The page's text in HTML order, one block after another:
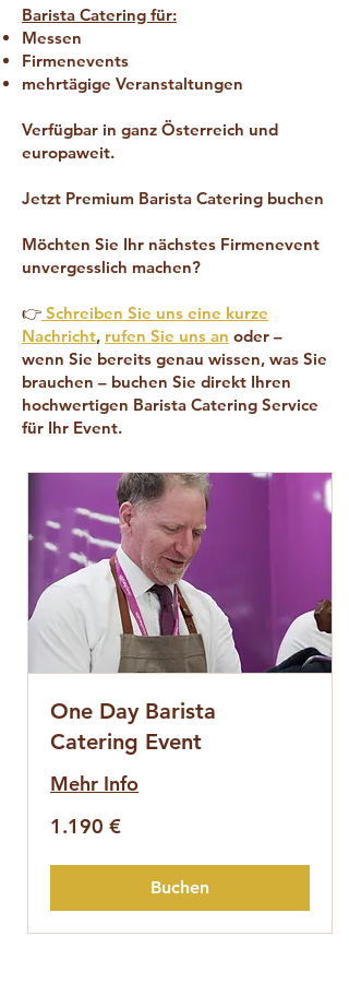
Barista Catering für:
Messen
Firmenevents
mehrtägige Veranstaltungen
Verfügbar in ganz Österreich und
europaweit.
Jetzt Premium Barista Catering buchen
Möchten Sie Ihr nächstes Firmenevent
unvergesslich machen?
👉 Schreiben Sie uns eine kurze
Nachricht, rufen Sie uns an oder –
wenn Sie bereits genau wissen, was Sie
brauchen – buchen Sie direkt Ihren
hochwertigen Barista Catering Service
für Ihr Event.
One Day Barista
Catering Event
Mehr Info
Euro
1.190 €
Buchen